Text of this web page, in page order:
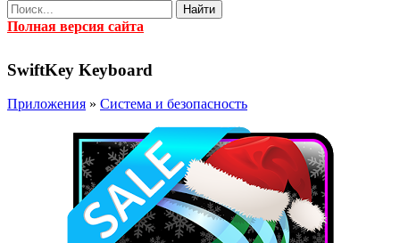
Найти
Полная версия сайта
SwiftKey Keyboard
Приложения » Система и безопасность